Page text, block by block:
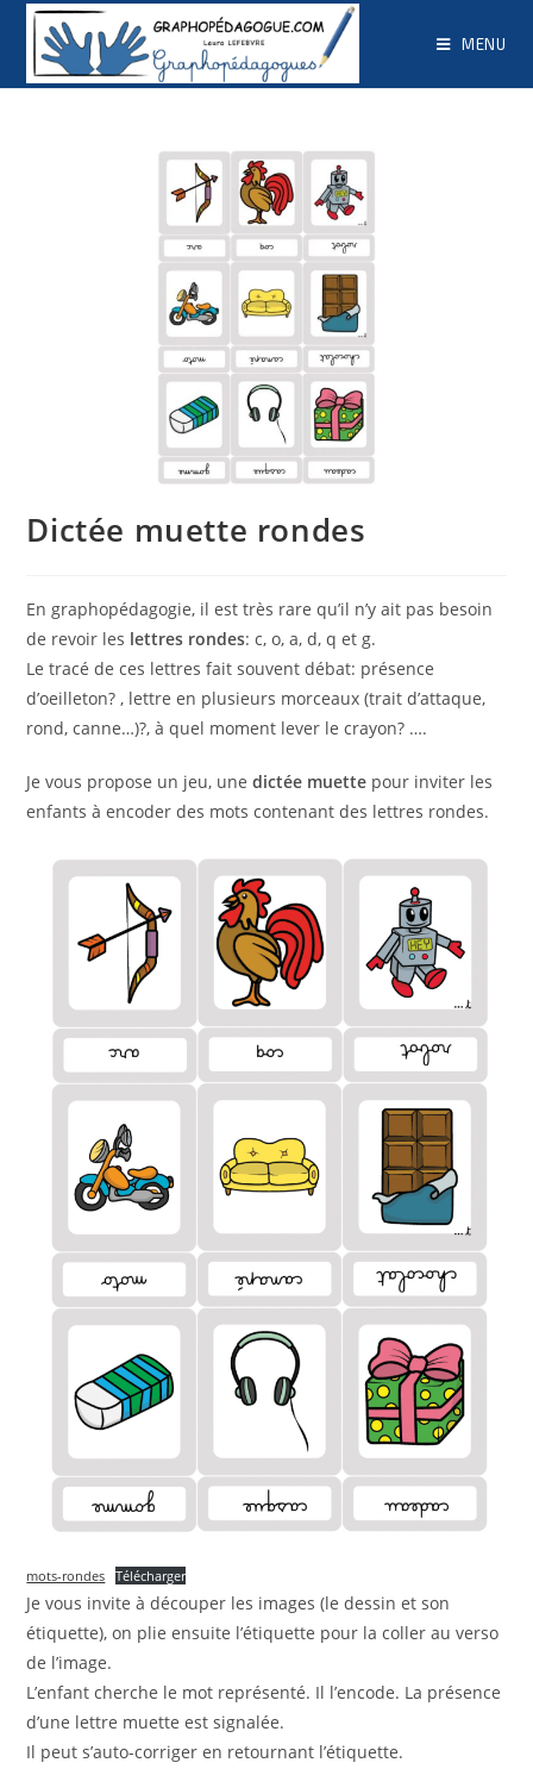
MENU
Dictée muette rondes
En graphopédagogie, il est très rare qu’il n’y ait pas besoin
de revoir les lettres rondes: c, o, a, d, q et g.
Le tracé de ces lettres fait souvent débat: présence
d’oeilleton? , lettre en plusieurs morceaux (trait d’attaque,
rond, canne…)?, à quel moment lever le crayon? ….
Je vous propose un jeu, unedictée muette pour inviter les
enfants à encoder des mots contenant des lettres rondes.
mots-rondes Télécharger
Je vous invite à découper les images (le dessin et son
étiquette), on plie ensuite l’étiquette pour la coller au verso
de l’image.
L’enfant cherche le mot représenté. Il l’encode. La présence
d’une lettre muette est signalée.
Il peut s’auto-corriger en retournant l’étiquette.